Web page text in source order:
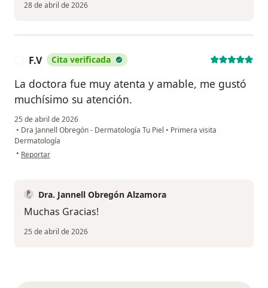
28 de abril de 2026
F.V Cita verificada
La doctora fue muy atenta y amable, me gustó
muchísimo su atención.
25 de abril de 2026
• Dra Jannell Obregón - Dermatología Tu Piel • Primera visita
Dermatología
• en opinión del usuario F.V
Reportar
Dra. Jannell Obregón Alzamora
Muchas Gracias!
25 de abril de 2026